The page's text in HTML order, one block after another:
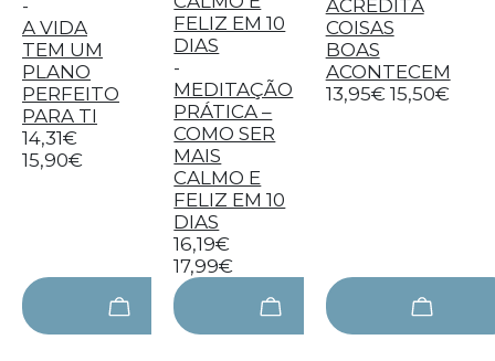
-
A VIDA
TEM UM
PLANO
PERFEITO
PARA TI
14,31€
15,90€
-
MEDITAÇÃO
PRÁTICA –
COMO SER
MAIS
CALMO E
FELIZ EM 10
DIAS
16,19€
17,99€
ACREDITA
COISAS
BOAS
ACONTECEM
13,95€ 15,50€